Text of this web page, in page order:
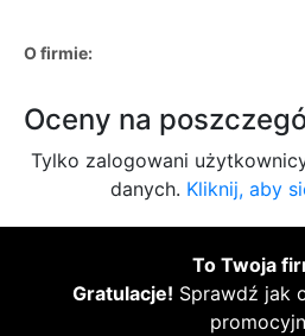
O firmie:
Oceny na
Tylko zalogowani
danych. Kliknij, aby
To Twoja
Gratulacje! Sprawdź jak